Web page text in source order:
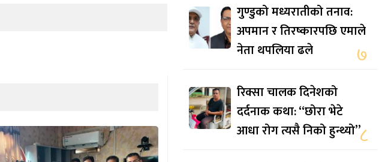
गुण्डुको मध्यरातीको तनाव:
अपमान र तिरष्कारपछि एमाले
नेता थपलिया ढले
७
रिक्सा चालक दिनेशको
दर्दनाक कथा: “छोरा भेटे
आधा रोग त्यसै निको हुन्थ्यो”८